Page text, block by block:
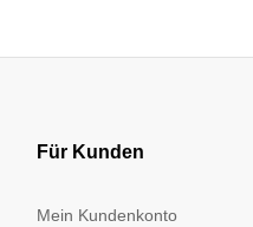
Für Kunden
Mein Kundenkonto